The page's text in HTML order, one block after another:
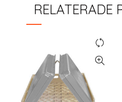
flera
alternativen
kan
väljas
på
RELATERADE